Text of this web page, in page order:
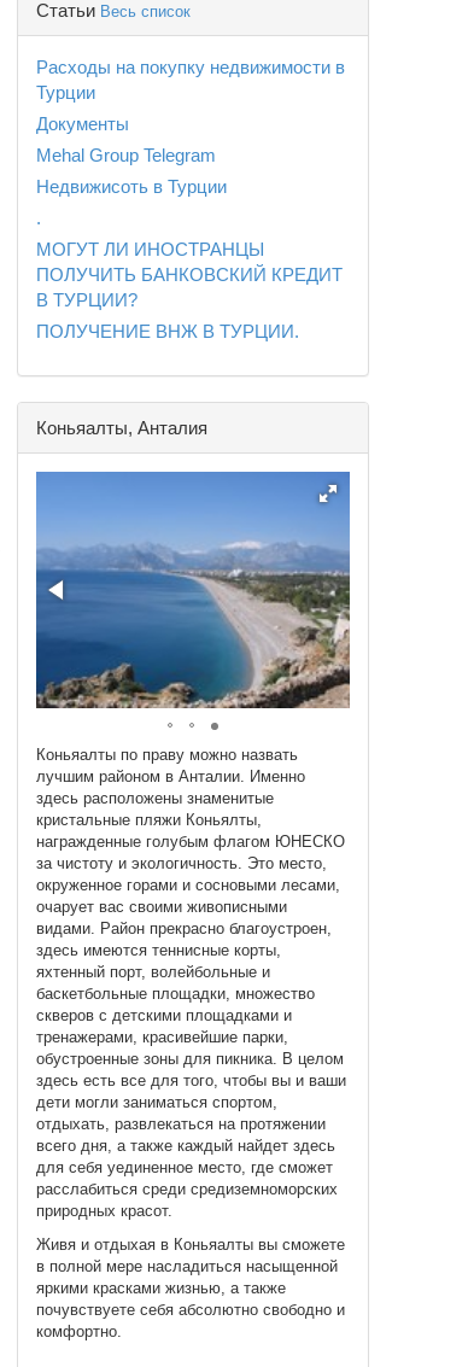
Статьи Весь список
Расходы на покупку недвижимости в
Турции
Документы
Mehal Group Telegram
Недвижисоть в Турции
.
МОГУТ ЛИ ИНОСТРАНЦЫ
ПОЛУЧИТЬ БАНКОВСКИЙ КРЕДИТ
В ТУРЦИИ?
ПОЛУЧЕНИЕ ВНЖ В ТУРЦИИ.
Коньяалты, Анталия
Коньяалты по праву можно назвать
лучшим районом в Анталии. Именно
здесь расположены знаменитые
кристальные пляжи Коньялты,
награжденные голубым флагом ЮНЕСКО
за чистоту и экологичность. Это место,
окруженное горами и сосновыми лесами,
очарует вас своими живописными
видами. Район прекрасно благоустроен,
здесь имеются теннисные корты,
яхтенный порт, волейбольные и
баскетбольные площадки, множество
скверов с детскими площадками и
тренажерами, красивейшие парки,
обустроенные зоны для пикника. В целом
здесь есть все для того, чтобы вы и ваши
дети могли заниматься спортом,
отдыхать, развлекаться на протяжении
всего дня, а также каждый найдет здесь
для себя уединенное место, где сможет
расслабиться среди средиземноморских
природных красот.
Живя и отдыхая в Коньяалты вы сможете
в полной мере насладиться насыщенной
яркими красками жизнью, а также
почувствуете себя абсолютно свободно и
комфортно.